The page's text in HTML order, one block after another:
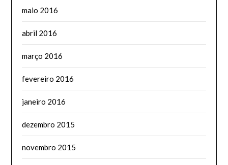
maio 2016
abril 2016
março 2016
fevereiro 2016
janeiro 2016
dezembro 2015
novembro 2015